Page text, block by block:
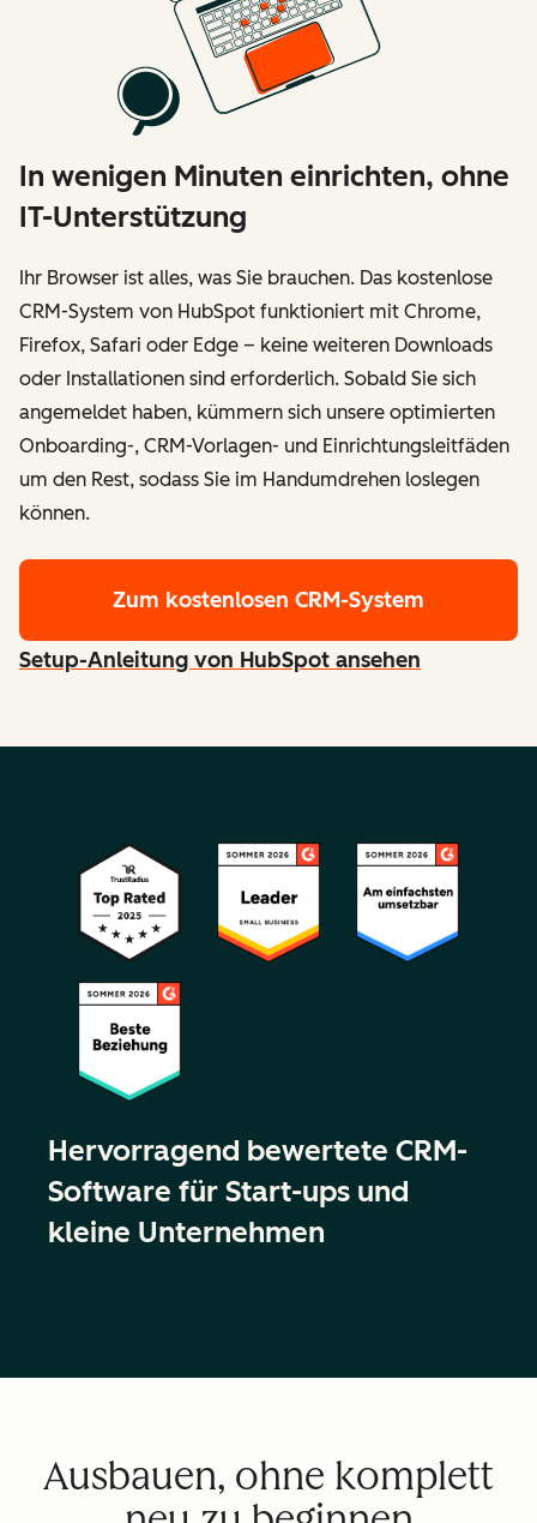
In wenigen Minuten einrichten, ohne
IT-Unterstützung
Ihr Browser ist alles, was Sie brauchen. Das kostenlose
CRM-System von HubSpot funktioniert mit Chrome,
Firefox, Safari oder Edge – keine weiteren Downloads
oder Installationen sind erforderlich. Sobald Sie sich
angemeldet haben, kümmern sich unsere optimierten
Onboarding-, CRM-Vorlagen- und Einrichtungsleitfäden
um den Rest, sodass Sie im Handumdrehen loslegen
können.
Zum kostenlosen CRM-System
Setup-Anleitung von HubSpot ansehen
Hervorragend bewertete CRM-
Software für Start-ups und
kleine Unternehmen
Ausbauen, ohne komplett